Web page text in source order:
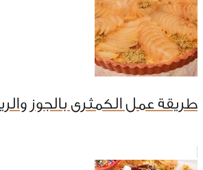
طريقة عمل الكمثرى بالجوز